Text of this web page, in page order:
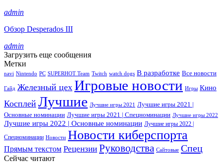
admin
Обзор Desperados III
admin
Загрузить еще сообщения
Метки
navi Nintendo PC SUPERHOT Team Twitch watch dogs В разработке Все новости
Гайд Железный цех Игровые новости Игры Кино
Косплей Лучшие Лучшие игры 2021
Лучшие игры 2021 |
Основные номинации Лучшие игры 2021 | Спецноминации Лучшие игры 2022
Лучшие игры 2022 | Основные номинации Лучшие игры 2022 |
Спецноминации Новости Новости киберспорта
Прямым текстом Рецензии Руководства Сайтовые Спец
Сейчас читают